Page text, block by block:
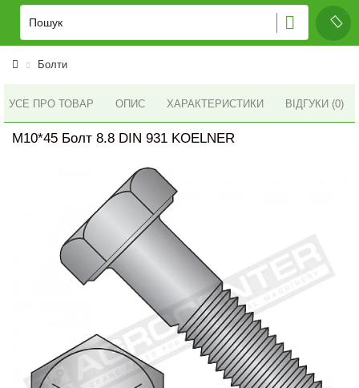
Болти
УСЕ ПРО ТОВАР ОПИС ХАРАКТЕРИСТИКИ ВІДГУКИ (0)
M10*45 Болт 8.8 DIN 931 KOELNER